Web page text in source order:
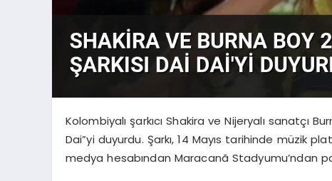
Kolombiyalı şarkıcı Shakira ve Nijeryalı sanatçı
Dai”yi duyurdu. Şarkı, 14 Mayıs tarihinde müzik
medya hesabından Maracanã Stadyumu’ndan